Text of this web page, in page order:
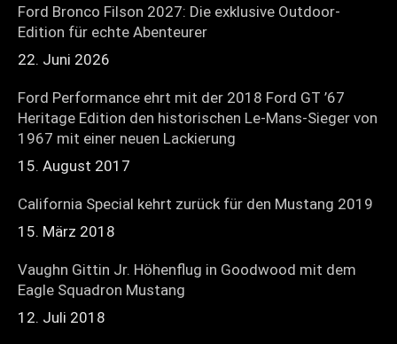
Ford Bronco Filson 2027: Die exklusive Outdoor-
Edition für echte Abenteurer
22. Juni 2026
Ford Performance ehrt mit der 2018 Ford GT ’67
Heritage Edition den historischen Le-Mans-Sieger von
1967 mit einer neuen Lackierung
15. August 2017
California Special kehrt zurück für den Mustang 2019
15. März 2018
Vaughn Gittin Jr. Höhenflug in Goodwood mit dem
Eagle Squadron Mustang
12. Juli 2018